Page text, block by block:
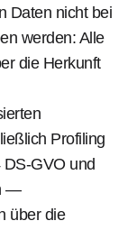
Daten nicht bei
werden: Alle
die Herkunft
Profiling
GVO und
—
über die